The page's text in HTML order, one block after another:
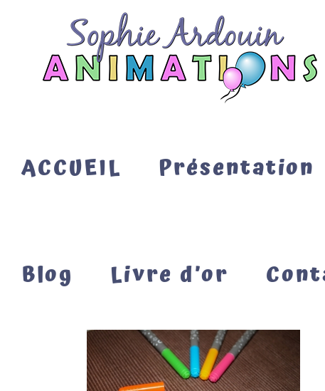
ACCUEIL Présentation
Blog Livre d’or